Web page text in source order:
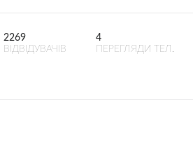
2269
ВІДВІДУВАЧІВ
4
ПЕРЕГЛЯДИ ТЕЛ.